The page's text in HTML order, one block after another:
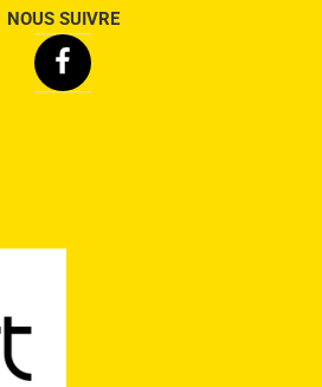
NOUS SUIVRE
Facebook